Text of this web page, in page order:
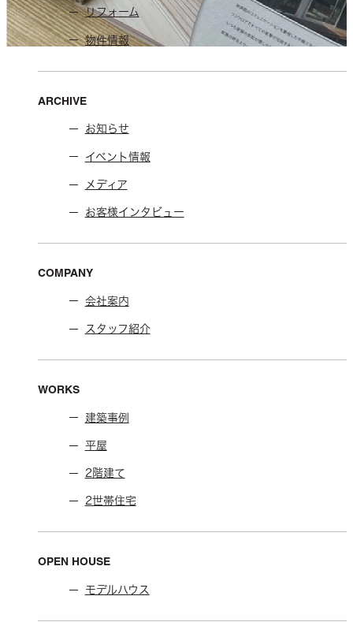
リフォーム
物件情報
ARCHIVE
お知らせ
イベント情報
メディア
お客様インタビュー
COMPANY
会社案内
スタッフ紹介
WORKS
建築事例
平屋
2階建て
2世帯住宅
OPEN HOUSE
モデルハウス